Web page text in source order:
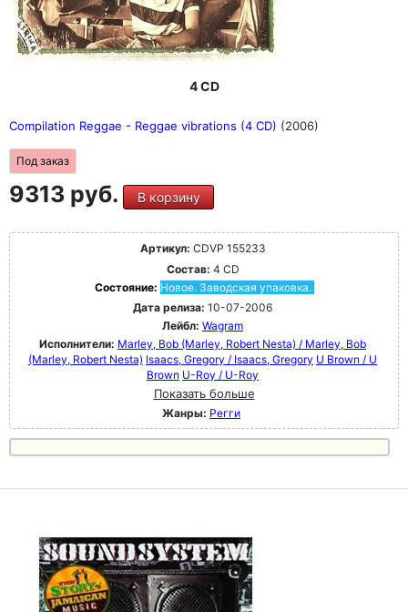
4 CD
Compilation Reggae - Reggae vibrations (4 CD) (2006)
Под заказ
9313 руб. В корзину
Артикул: CDVP 155233
Состав: 4 CD
Состояние: Новое. Заводская упаковка.
Дата релиза: 10-07-2006
Лейбл: Wagram
Исполнители: Marley, Bob (Marley, Robert Nesta) / Marley, Bob
(Marley, Robert Nesta) Isaacs, Gregory / Isaacs, Gregory U Brown / U
Brown U-Roy / U-Roy
Показать больше
Жанры: Регги